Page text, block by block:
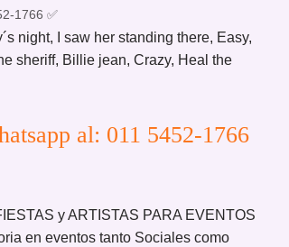
1766 ✅
night, I saw her standing there, Easy,
sheriff, Billie jean, Crazy, Heal the
al: 011 5452-1766
y ARTISTAS PARA EVENTOS
en eventos tanto Sociales como